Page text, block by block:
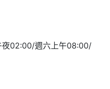
夜02:00/週六上午08:00/